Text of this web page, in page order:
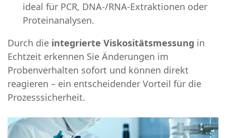
ideal für PCR, DNA-/RNA-Extraktionen oder
Proteinanalysen.
Durch die integrierte Viskositätsmessung in
Echtzeit erkennen Sie Änderungen im
Probenverhalten sofort und können direkt
reagieren – ein entscheidender Vorteil für die
Prozesssicherheit.